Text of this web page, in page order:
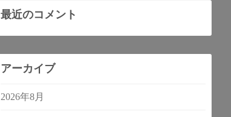
最近のコメント
アーカイブ
2026年8月